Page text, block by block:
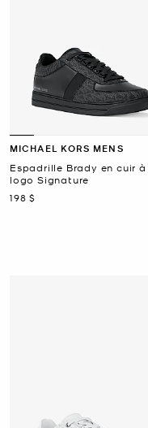
MICHAEL KORS MENS
Espadrille Brady en cuir à
logo Signature
maintenant
198 $